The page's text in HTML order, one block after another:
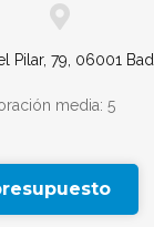
Pilar, 79, 06001
media: 5